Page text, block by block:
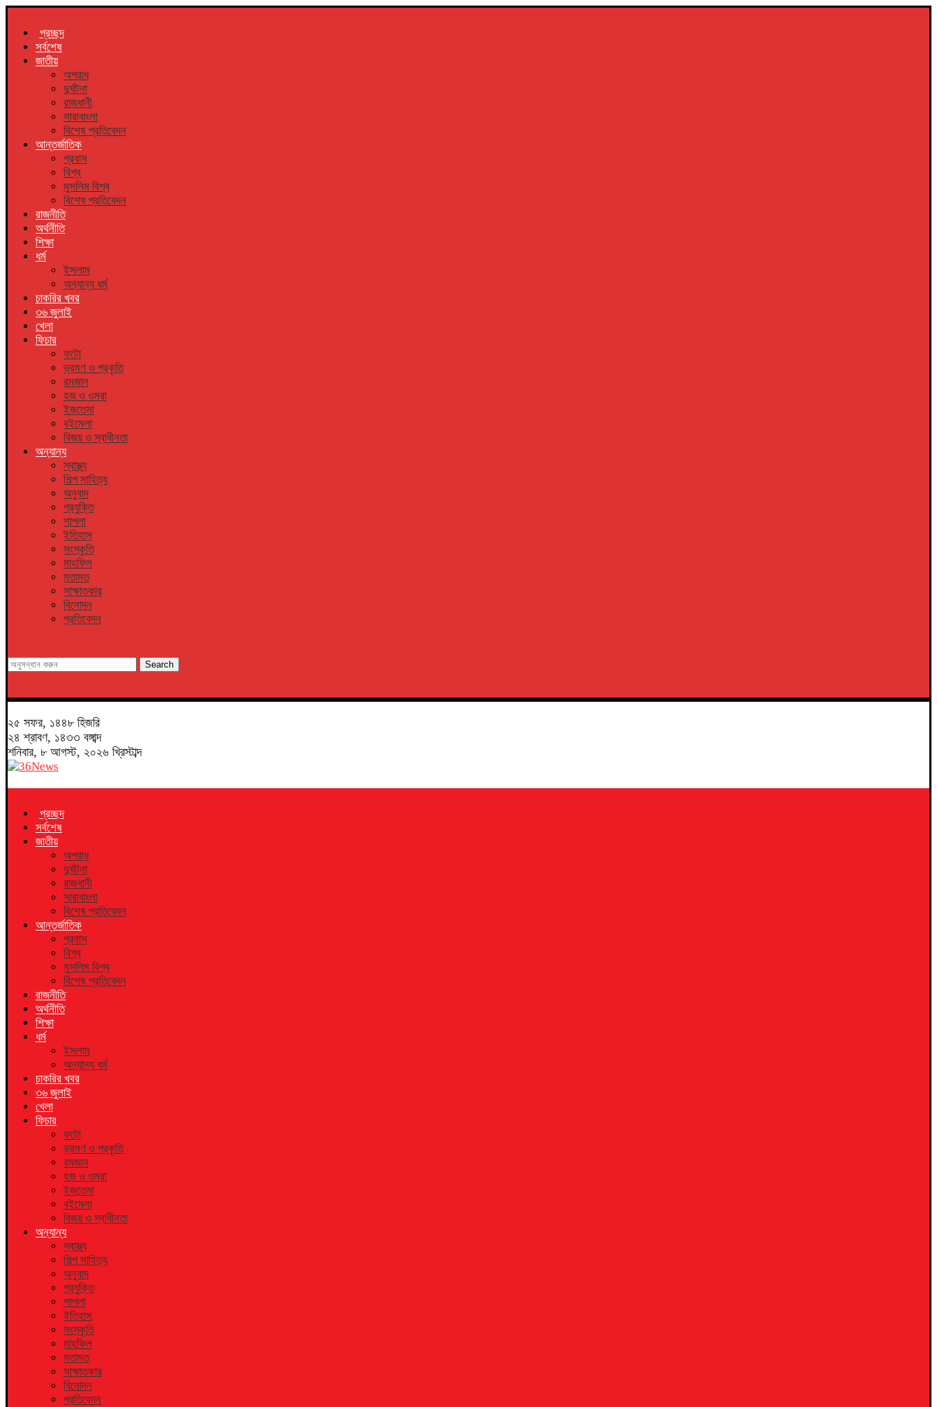
প্রচ্ছদ
সর্বশেষ
জাতীয়
অপরাধ
দুর্ঘটনা
রাজধানী
সারাবাংলা
বিশেষ প্রতিবেদন
আন্তর্জাতিক
প্রবাস
বিশ্ব
মুসলিম বিশ্ব
বিশেষ প্রতিবেদন
রাজনীতি
অর্থনীতি
শিক্ষা
ধর্ম
ইসলাম
অন্যান্য ধর্ম
চাকরির খবর
৩৬ জুলাই
খেলা
ফিচার
ফটো
ভ্রমণ ও প্রকৃতি
রমজান
হজ ও ওমরা
ইজতেমা
বইমেলা
বিজয় ও স্বাধীনতা
অন্যান্য
স্বাস্থ্য
শিল্প সাহিত্য
অনুবাদ
প্রযুক্তি
শাপলা
ইতিহাস
সংস্কৃতি
মাহফিল
মতামত
সাক্ষাতকার
বিনোদন
প্রতিবেদন
Search
২৫ সফর, ১৪৪৮ হিজরি
২৪ শ্রাবণ, ১৪৩৩ বঙ্গাব্দ
শনিবার, ৮ আগস্ট, ২০২৬ খ্রিস্টাব্দ
প্রচ্ছদ
সর্বশেষ
জাতীয়
অপরাধ
দুর্ঘটনা
রাজধানী
সারাবাংলা
বিশেষ প্রতিবেদন
আন্তর্জাতিক
প্রবাস
বিশ্ব
মুসলিম বিশ্ব
বিশেষ প্রতিবেদন
রাজনীতি
অর্থনীতি
শিক্ষা
ধর্ম
ইসলাম
অন্যান্য ধর্ম
চাকরির খবর
৩৬ জুলাই
খেলা
ফিচার
ফটো
ভ্রমণ ও প্রকৃতি
রমজান
হজ ও ওমরা
ইজতেমা
বইমেলা
বিজয় ও স্বাধীনতা
অন্যান্য
স্বাস্থ্য
শিল্প সাহিত্য
অনুবাদ
প্রযুক্তি
শাপলা
ইতিহাস
সংস্কৃতি
মাহফিল
মতামত
সাক্ষাতকার
বিনোদন
প্রতিবেদন